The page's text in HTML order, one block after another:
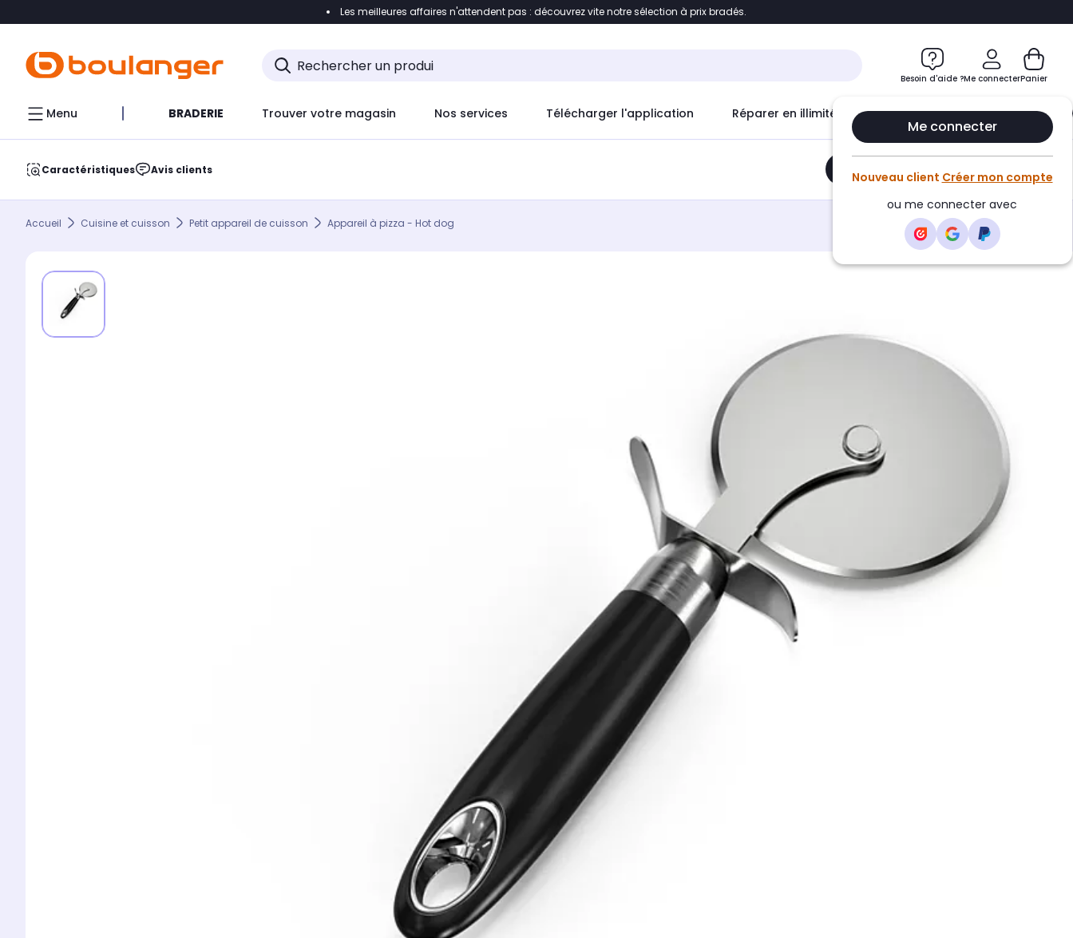
Accéder directement au contenu Accéder directement au pied de page Accéder directement au chatbot
Les meilleures affaires n'attendent pas : découvrez vite notre sélection à prix bradés.
Besoin d'aide ?Me connecter
Me connecter
Nouveau client Créer mon compte
ou me connecter avec
Panier
Menu BRADERIE Trouver votre magasin Nos services Télécharger l'application Réparer en illimité avec Le Club Infinity
Caractéristiques Avis clients Ajouter au panier
Accueil Cuisine et cuisson Petit appareil de cuisson Appareil à pizza - Hot dog